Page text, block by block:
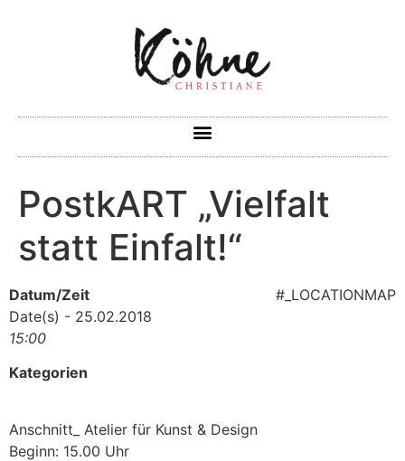
PostkART „Vielfalt
statt Einfalt!“
#_LOCATIONMAP
Datum/Zeit
Date(s) - 25.02.2018
15:00
Kategorien
Anschnitt_ Atelier für Kunst & Design
Beginn: 15.00 Uhr